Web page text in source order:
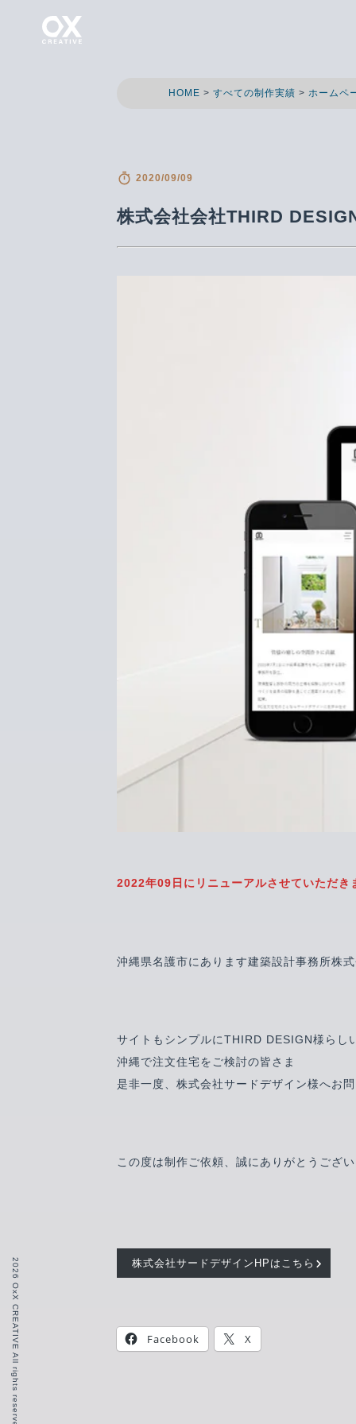
HOME > すべての制作実績 > ホームペ
2020/09/09
株式会社会社THIRD
2022年09日にリニューアルさせていただき
沖縄県名護市にあります建築設計事務所株
サイトもシンプルにTHIRD DESIGN様らし
沖縄で注文住宅をご検討の皆さま
是非一度、株式会社サードデザイン様へお
この度は制作ご依頼、誠にありがとうござ
株式会社サードデザインHPはこちら
Facebook X
2026 OxX CREATIVE All rights reserved.